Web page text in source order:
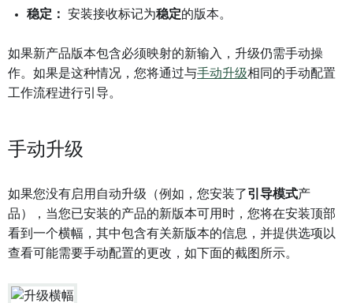
稳定：
安装接收标记为稳定的版本。
如果新产品版本包含必须映射的新输入，升级仍需手动操
作。如果是这种情况，您将通过与手动升级相同的手动配置
工作流程进行引导。
手动升级
如果您没有启用自动升级（例如，您安装了 引导模式产
品），当您已安装的产品的新版本可用时，您将在安装顶部
看到一个横幅，其中包含有关新版本的信息，并提供选项以
查看可能需要手动配置的更改，如下面的截图所示。